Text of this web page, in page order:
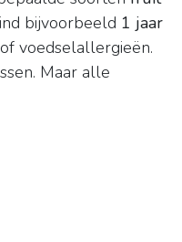
bijvoorbeeld 1 jaar
voedselallergieën.
Maar alle